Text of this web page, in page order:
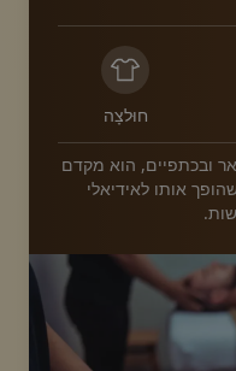
חוּלצָה
ובכתפיים, הוא מקדם
אותו לאידיאלי